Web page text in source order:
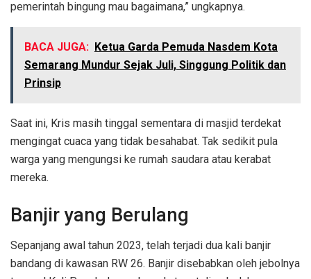
pemerintah bingung mau bagaimana,” ungkapnya.
BACA JUGA: Ketua Garda Pemuda Nasdem Kota
Semarang Mundur Sejak Juli, Singgung Politik dan
Prinsip
Saat ini, Kris masih tinggal sementara di masjid terdekat
mengingat cuaca yang tidak besahabat. Tak sedikit pula
warga yang mengungsi ke rumah saudara atau kerabat
mereka.
Banjir yang Berulang
Sepanjang awal tahun 2023, telah terjadi dua kali banjir
bandang di kawasan RW 26. Banjir disebabkan oleh jebolnya